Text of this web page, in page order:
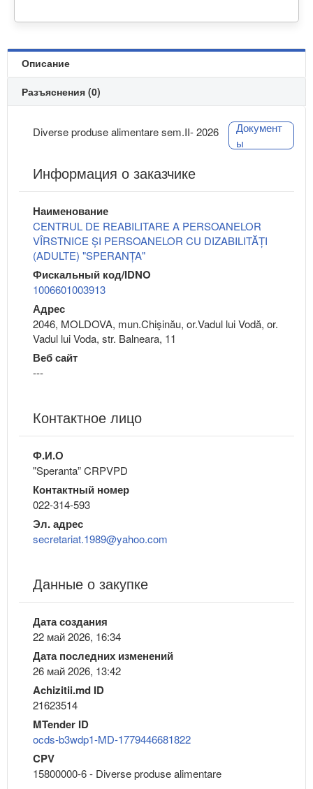
Описание
Разъяснения (0)
Diverse produse alimentare sem.II- 2026
Документ
ы
Информация о заказчике
Наименование
CENTRUL DE REABILITARE A PERSOANELOR
VÎRSTNICE ȘI PERSOANELOR CU DIZABILITĂȚI
(ADULTE) "SPERANȚA"
Фискальный код/IDNO
1006601003913
Адрес
2046, MOLDOVA, mun.Chişinău, or.Vadul lui Vodă, or.
Vadul lui Voda, str. Balneara, 11
Веб сайт
---
Контактное лицо
Ф.И.О
"Speranta” CRPVPD
Контактный номер
022-314-593
Эл. адрес
secretariat.1989@yahoo.com
Данные о закупке
Дата создания
22 май 2026, 16:34
Дата последних изменений
26 май 2026, 13:42
Achizitii.md ID
21623514
MTender ID
ocds-b3wdp1-MD-1779446681822
CPV
15800000-6 - Diverse produse alimentare